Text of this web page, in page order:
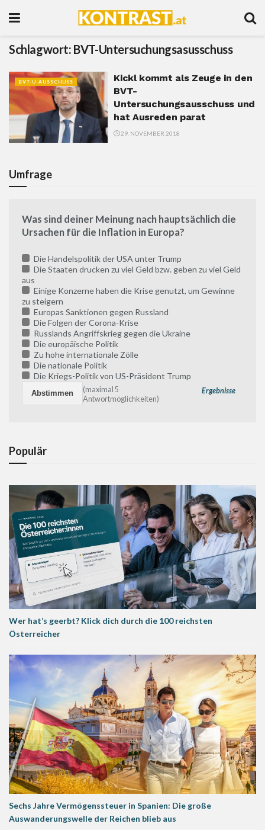
Schlagwort: BVT-Untersuchungsasusschuss
BVT-U-AUSSCHUSS
Kickl kommt als Zeuge in den
BVT-
Untersuchungsausschuss und
hat Ausreden parat
29. NOVEMBER 2018
Umfrage
Was sind deiner Meinung nach hauptsächlich die
Ursachen für die Inflation in Europa?
Die Handelspolitik der USA unter Trump
Die Staaten drucken zu viel Geld bzw. geben zu viel Geld
aus
Einige Konzerne haben die Krise genutzt, um Gewinne
zu steigern
Europas Sanktionen gegen Russland
Die Folgen der Corona-Krise
Russlands Angriffskrieg gegen die Ukraine
Die europäische Politik
Zu hohe internationale Zölle
Die nationale Politik
Die Kriegs-Politik von US-Präsident Trump
Ergebnisse
(maximal 5
Antwortmöglichkeiten)
Populär
Wer hat’s geerbt? Klick dich durch die 100 reichsten
Österreicher
Sechs Jahre Vermögenssteuer in Spanien: Die große
Auswanderungswelle der Reichen blieb aus